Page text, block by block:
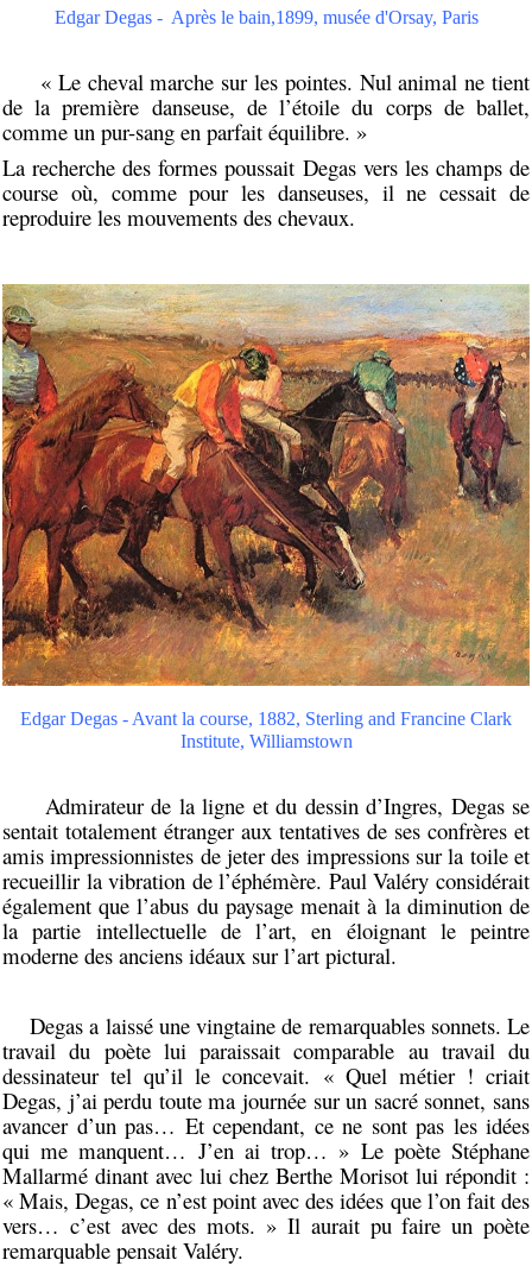
Edgar Degas - Après le bain,1899, musée d'Orsay, Paris
« Le cheval marche sur les pointes. Nul animal ne tient
de la première danseuse, de l’étoile du corps de ballet,
comme un pur-sang en parfait équilibre. »
La recherche des formes poussait Degas vers les champs de
course où, comme pour les danseuses, il ne cessait de
reproduire les mouvements des chevaux.
Edgar Degas - Avant la course, 1882, Sterling and Francine Clark
Institute, Williamstown
Admirateur de la ligne et du dessin d’Ingres, Degas se
sentait totalement étranger aux tentatives de ses confrères et
amis impressionnistes de jeter des impressions sur la toile et
recueillir la vibration de l’éphémère. Paul Valéry considérait
également que l’abus du paysage menait à la diminution de
la partie intellectuelle de l’art, en éloignant le peintre
moderne des anciens idéaux sur l’art pictural.
Degas a laissé une vingtaine de remarquables sonnets. Le
travail du poète lui paraissait comparable au travail du
dessinateur tel qu’il le concevait. « Quel métier ! criait
Degas, j’ai perdu toute ma journée sur un sacré sonnet, sans
avancer d’un pas… Et cependant, ce ne sont pas les idées
qui me manquent… J’en ai trop… » Le poète Stéphane
Mallarmé dinant avec lui chez Berthe Morisot lui répondit :
« Mais, Degas, ce n’est point avec des idées que l’on fait des
vers… c’est avec des mots. » Il aurait pu faire un poète
remarquable pensait Valéry.